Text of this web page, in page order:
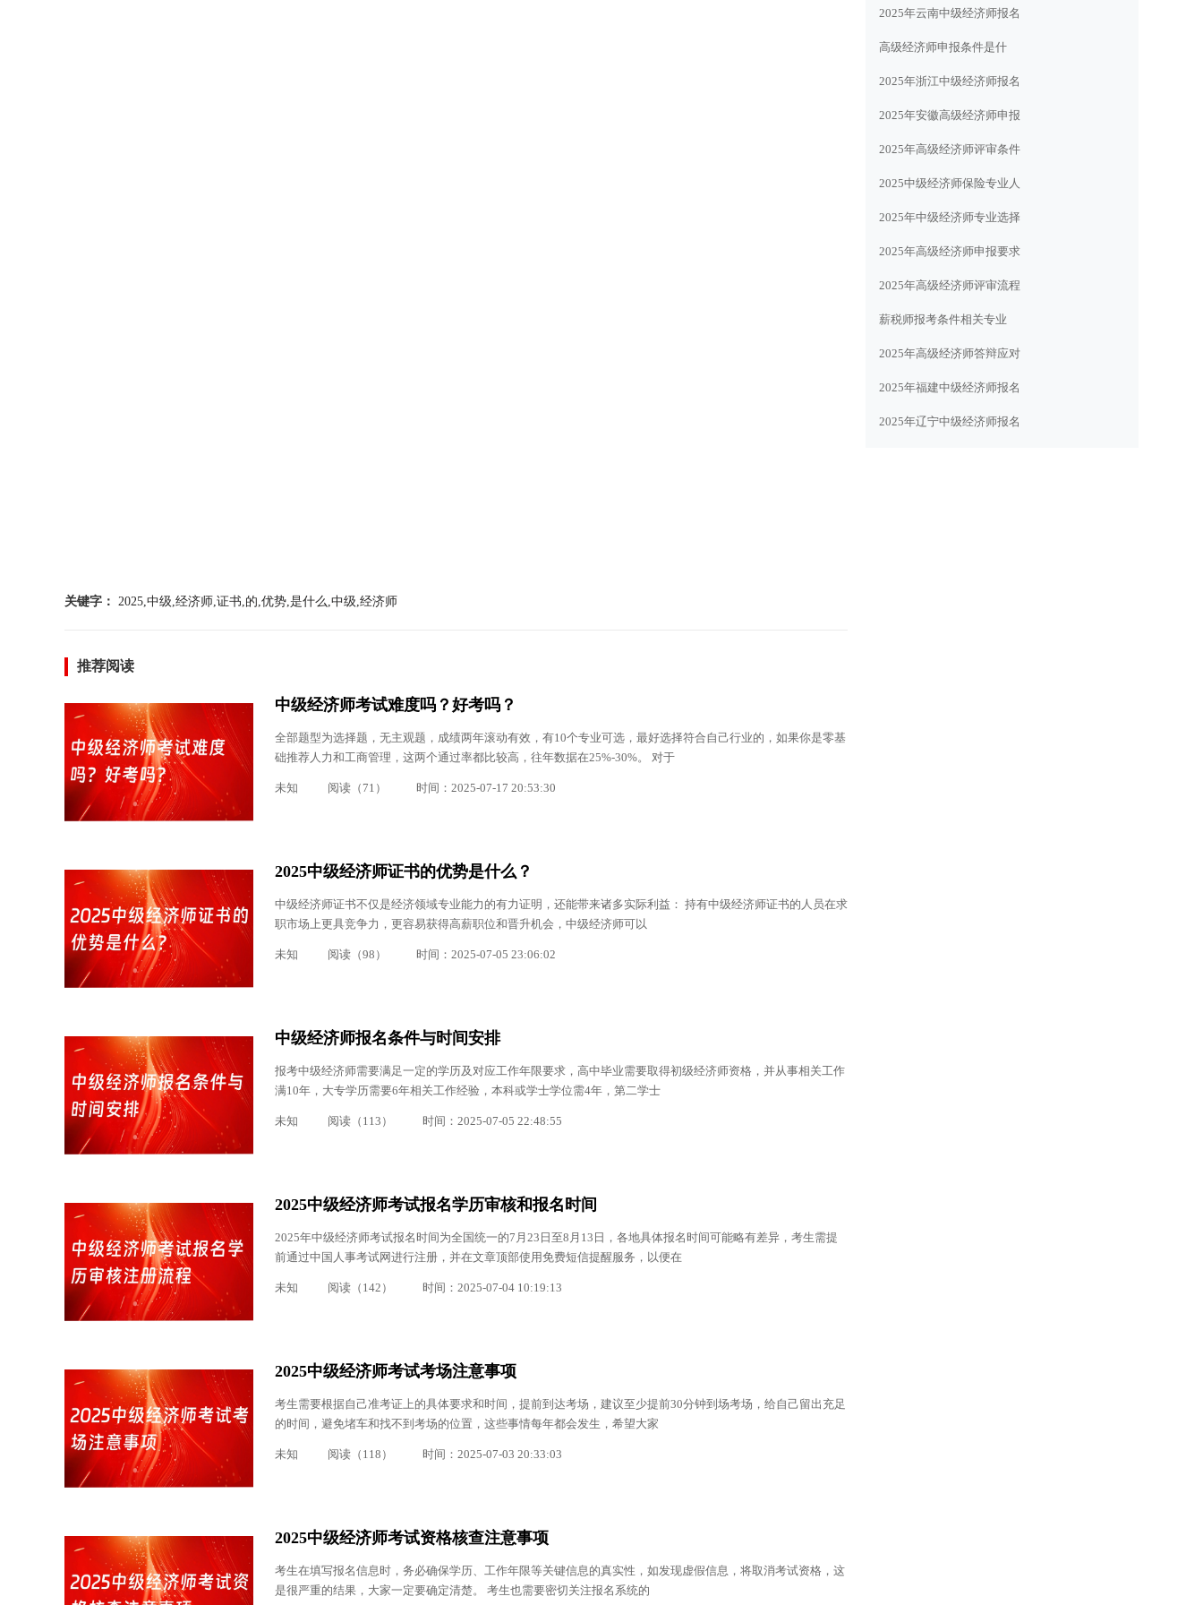
关键字： 2025,中级,经济师,证书,的,优势,是什么,中级,经济师
推荐阅读
中级经济师考试难度吗？好考吗？
全部题型为选择题，无主观题，成绩两年滚动有效，有10个专业可选，最好选择符合自己行业的，如果你是零基
础推荐人力和工商管理，这两个通过率都比较高，往年数据在25%-30%。 对于
未知 阅读（71） 时间：2025-07-17 20:53:30
2025中级经济师证书的优势是什么？
中级经济师证书不仅是经济领域专业能力的有力证明，还能带来诸多实际利益： 持有中级经济师证书的人员在求
职市场上更具竞争力，更容易获得高薪职位和晋升机会，中级经济师可以
未知 阅读（98） 时间：2025-07-05 23:06:02
中级经济师报名条件与时间安排
报考中级经济师需要满足一定的学历及对应工作年限要求，高中毕业需要取得初级经济师资格，并从事相关工作
满10年，大专学历需要6年相关工作经验，本科或学士学位需4年，第二学士
未知 阅读（113） 时间：2025-07-05 22:48:55
2025中级经济师考试报名学历审核和报名时间
2025年中级经济师考试报名时间为全国统一的7月23日至8月13日，各地具体报名时间可能略有差异，考生需提
前通过中国人事考试网进行注册，并在文章顶部使用免费短信提醒服务，以便在
未知 阅读（142） 时间：2025-07-04 10:19:13
2025中级经济师考试考场注意事项
考生需要根据自己准考证上的具体要求和时间，提前到达考场，建议至少提前30分钟到场考场，给自己留出充足
的时间，避免堵车和找不到考场的位置，这些事情每年都会发生，希望大家
未知 阅读（118） 时间：2025-07-03 20:33:03
2025中级经济师考试资格核查注意事项
考生在填写报名信息时，务必确保学历、工作年限等关键信息的真实性，如发现虚假信息，将取消考试资格，这
是很严重的结果，大家一定要确定清楚。 考生也需要密切关注报名系统的
2025年云南中级经济师报名
高级经济师申报条件是什
2025年浙江中级经济师报名
2025年安徽高级经济师申报
2025年高级经济师评审条件
2025中级经济师保险专业人
2025年中级经济师专业选择
2025年高级经济师申报要求
2025年高级经济师评审流程
薪税师报考条件相关专业
2025年高级经济师答辩应对
2025年福建中级经济师报名
2025年辽宁中级经济师报名